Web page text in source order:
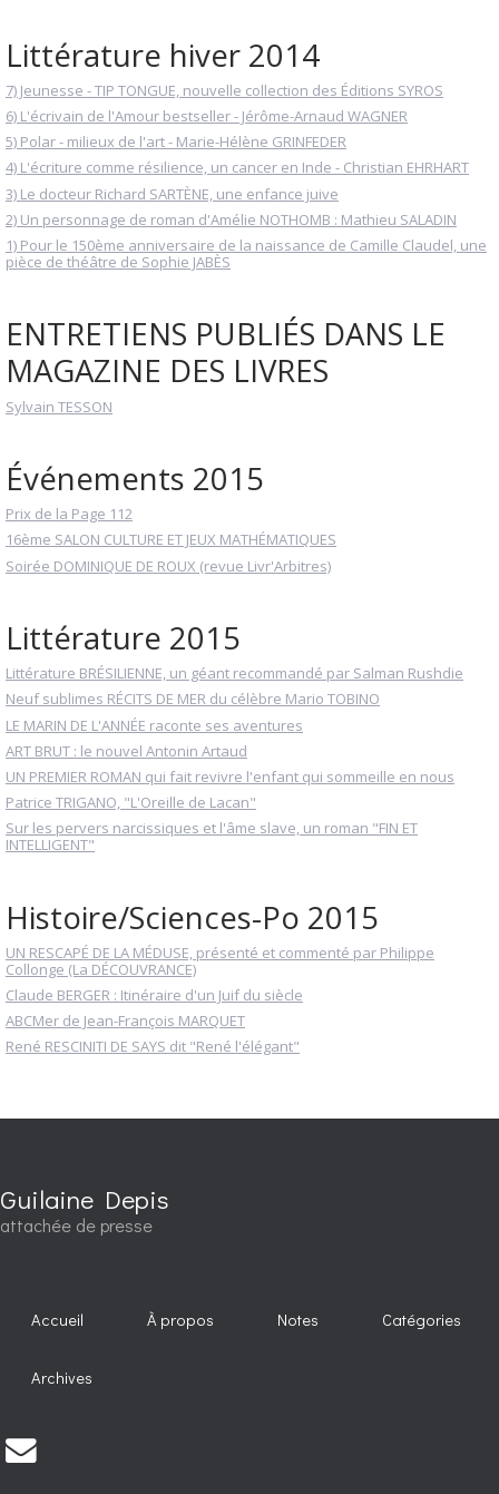
Littérature hiver 2014
7) Jeunesse - TIP TONGUE, nouvelle collection des Éditions SYROS
6) L'écrivain de l'Amour bestseller - Jérôme-Arnaud WAGNER
5) Polar - milieux de l'art - Marie-Hélène GRINFEDER
4) L'écriture comme résilience, un cancer en Inde - Christian EHRHART
3) Le docteur Richard SARTÈNE, une enfance juive
2) Un personnage de roman d'Amélie NOTHOMB : Mathieu SALADIN
1) Pour le 150ème anniversaire de la naissance de Camille Claudel, une
pièce de théâtre de Sophie JABÈS
ENTRETIENS PUBLIÉS DANS LE
MAGAZINE DES LIVRES
Sylvain TESSON
Événements 2015
Prix de la Page 112
16ème SALON CULTURE ET JEUX MATHÉMATIQUES
Soirée DOMINIQUE DE ROUX (revue Livr'Arbitres)
Littérature 2015
Littérature BRÉSILIENNE, un géant recommandé par Salman Rushdie
Neuf sublimes RÉCITS DE MER du célèbre Mario TOBINO
LE MARIN DE L'ANNÉE raconte ses aventures
ART BRUT : le nouvel Antonin Artaud
UN PREMIER ROMAN qui fait revivre l'enfant qui sommeille en nous
Patrice TRIGANO, "L'Oreille de Lacan"
Sur les pervers narcissiques et l'âme slave, un roman "FIN ET
INTELLIGENT"
Histoire/Sciences-Po 2015
UN RESCAPÉ DE LA MÉDUSE, présenté et commenté par Philippe
Collonge (La DÉCOUVRANCE)
Claude BERGER : Itinéraire d'un Juif du siècle
ABCMer de Jean-François MARQUET
René RESCINITI DE SAYS dit "René l'élégant"
Guilaine Depis
attachée de presse
Accueil À propos Notes Catégories
Archives